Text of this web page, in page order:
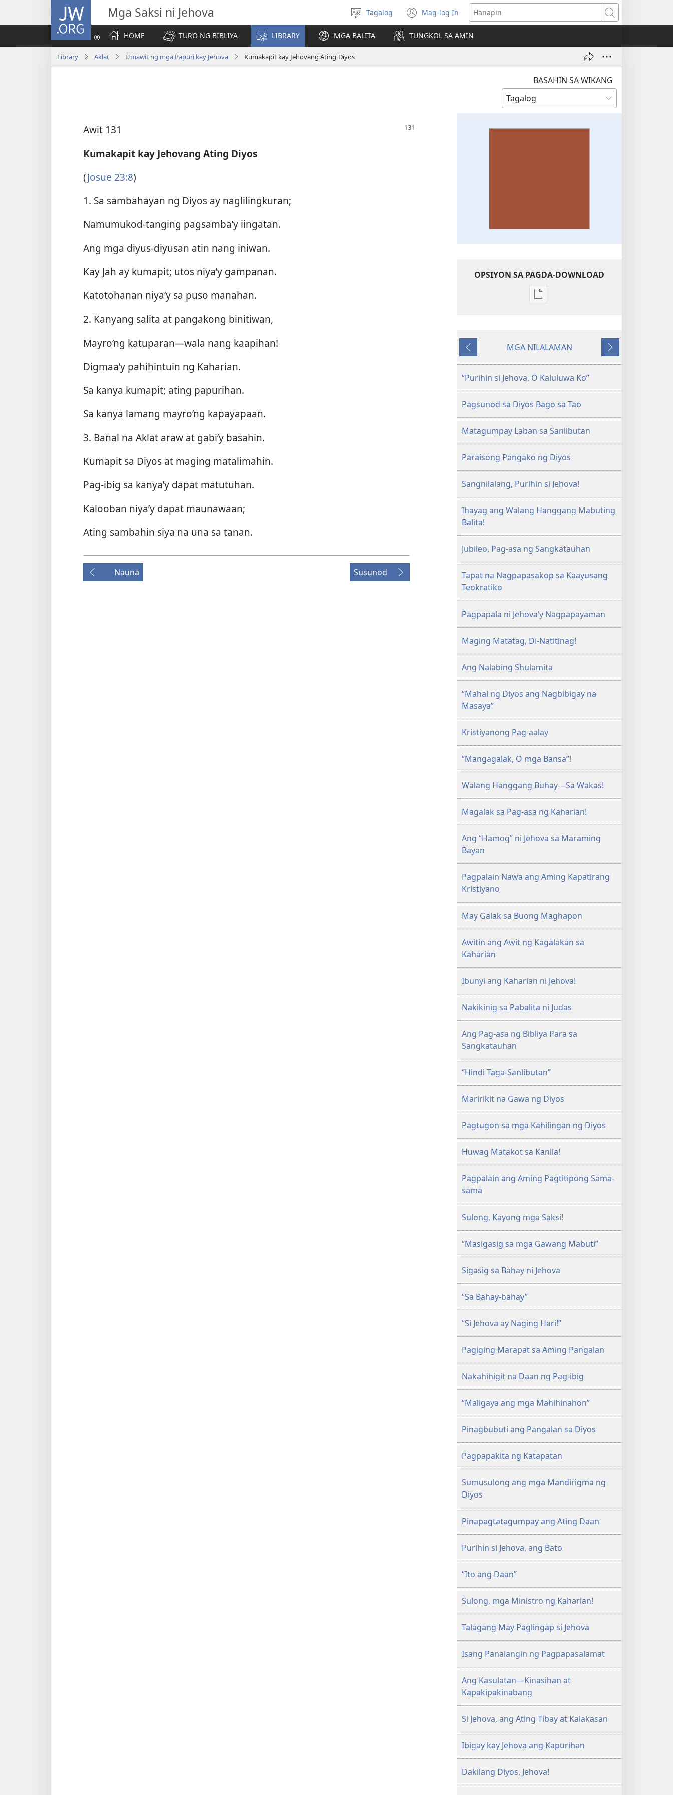
JW.ORG Mga Saksi ni Jehova
Pumili
ng
wika
Tagalog Mag-log In
(may
bubukas
na
bagong
Hanapin
HOME
TURO NG BIBLIYA LIBRARY MGA BALITA TUNGKOL SA AMIN
Library Aklat Umawit ng mga Papuri kay Jehova Kumakapit kay Jehovang Ating Diyos
BASAHIN SA WIKANG
Awit 131
Kumakapit kay Jehovang Ating Diyos
(Josue 23:8)
1. Sa sambahayan ng Diyos ay naglilingkuran;
Namumukod-tanging pagsamba’y iingatan.
Ang mga diyus-diyusan atin nang iniwan.
Kay Jah ay kumapit; utos niya’y gampanan.
Katotohanan niya’y sa puso manahan.
2. Kanyang salita at pangakong binitiwan,
Mayro’ng katuparan—wala nang kaapihan!
Digmaa’y pahihintuin ng Kaharian.
Sa kanya kumapit; ating papurihan.
Sa kanya lamang mayro’ng kapayapaan.
3. Banal na Aklat araw at gabi’y basahin.
Kumapit sa Diyos at maging matalimahin.
Pag-ibig sa kanya’y dapat matutuhan.
Kalooban niya’y dapat maunawaan;
Ating sambahin siya na una sa tanan.
Nauna Susunod
OPSIYON SA PAGDA-DOWNLOAD
Opsiyon
ng
Umawit
ng
Papuri
kay
Jehova
Nauna
MGA NILALAMAN
Susunod
“Purihin si Jehova, O Kaluluwa Ko”
Pagsunod sa Diyos Bago sa Tao
Matagumpay Laban sa Sanlibutan
Paraisong Pangako ng Diyos
Sangnilalang, Purihin si Jehova!
Ihayag ang Walang Hanggang Mabuting
Balita!
Jubileo, Pag-asa ng Sangkatauhan
Tapat na Nagpapasakop sa Kaayusang
Teokratiko
Pagpapala ni Jehova’y Nagpapayaman
Maging Matatag, Di-Natitinag!
Ang Nalabing Shulamita
“Mahal ng Diyos ang Nagbibigay na
Masaya”
Kristiyanong Pag-aalay
“Mangagalak, O mga Bansa”!
Walang Hanggang Buhay—Sa Wakas!
Magalak sa Pag-asa ng Kaharian!
Ang “Hamog” ni Jehova sa Maraming
Bayan
Pagpalain Nawa ang Aming Kapatirang
Kristiyano
May Galak sa Buong Maghapon
Awitin ang Awit ng Kagalakan sa
Kaharian
Ibunyi ang Kaharian ni Jehova!
Nakikinig sa Pabalita ni Judas
Ang Pag-asa ng Bibliya Para sa
Sangkatauhan
“Hindi Taga-Sanlibutan”
Maririkit na Gawa ng Diyos
Pagtugon sa mga Kahilingan ng Diyos
Huwag Matakot sa Kanila!
Pagpalain ang Aming Pagtitipong Sama-
sama
Sulong, Kayong mga Saksi!
“Masigasig sa mga Gawang Mabuti”
Sigasig sa Bahay ni Jehova
“Sa Bahay-bahay”
“Si Jehova ay Naging Hari!”
Pagiging Marapat sa Aming Pangalan
Nakahihigit na Daan ng Pag-ibig
“Maligaya ang mga Mahihinahon”
Pinagbubuti ang Pangalan sa Diyos
Pagpapakita ng Katapatan
Sumusulong ang mga Mandirigma ng
Diyos
Pinapagtatagumpay ang Ating Daan
Purihin si Jehova, ang Bato
“Ito ang Daan”
Sulong, mga Ministro ng Kaharian!
Talagang May Paglingap si Jehova
Isang Panalangin ng Pagpapasalamat
Ang Kasulatan—Kinasihan at
Kapakipakinabang
Si Jehova, ang Ating Tibay at Kalakasan
Ibigay kay Jehova ang Kapurihan
Dakilang Diyos, Jehova!